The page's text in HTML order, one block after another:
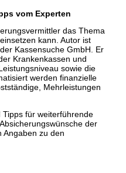
vom Experten
das Thema
kann. Autor ist
Kassensuche GmbH. Er
Krankenkassen und
sowie die
werden finanzielle
Mehrleistungen
für weiterführende
der
Angaben zu den